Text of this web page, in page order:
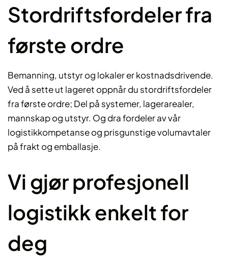
Stordriftsfordeler fra
første ordre
Bemanning, utstyr og lokaler er kostnadsdrivende.
Ved å sette ut lageret oppnår du stordriftsfordeler
fra første ordre; Del på systemer, lagerarealer,
mannskap og utstyr. Og dra fordeler av vår
logistikkompetanse og prisgunstige volumavtaler
på frakt og emballasje.
Vi gjør profesjonell
logistikk enkelt for
deg